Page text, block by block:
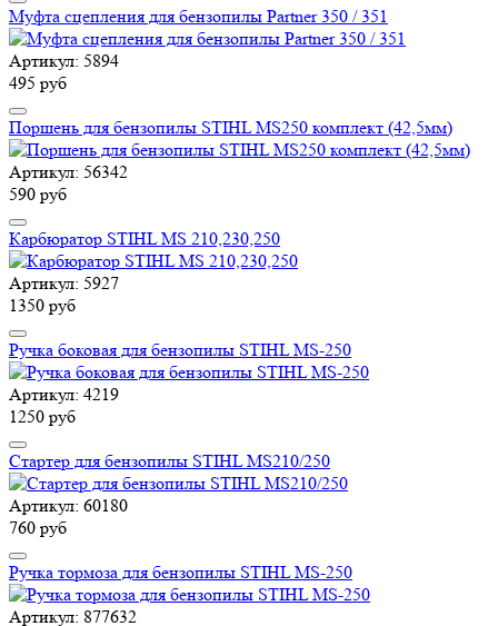
Муфта сцепления для бензопилы Partner 350 / 351
Артикул: 5894
495 руб
Поршень для бензопилы STIHL MS250 комплект (42,5мм)
Артикул: 56342
590 руб
Карбюратор STIHL MS 210,230,250
Артикул: 5927
1350 руб
Ручка боковая для бензопилы STIHL MS-250
Артикул: 4219
1250 руб
Стартер для бензопилы STIHL MS210/250
Артикул: 60180
760 руб
Ручка тормоза для бензопилы STIHL MS-250
Артикул: 877632